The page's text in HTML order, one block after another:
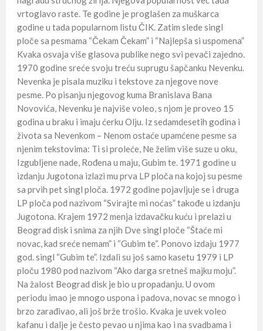
vrtoglavo raste. Te godine je proglašen za muškarca
godine u tada popularnom listu ČIK. Zatim slede singl
ploče sa pesmama “Čekam Čekam” i “Najlepša si uspomena”
Kvaka osvaja više glasova publike nego svi pevači zajedno.
1970 godine sreće svoju treću suprugu šapčanku Nevenku.
Nevenka je pisala muziku i tekstove za njegove nove
pesme. Po pisanju njegovog kuma Branislava Bana
Novovića, Nevenku je najviše voleo, s njom je proveo 15
godina u braku i imaju ćerku Olju. Iz sedamdesetih godina i
života sa Nevenkom – Nenom ostaće upamćene pesme sa
njenim tekstovima: Ti si proleće, Ne želim više suze u oku,
Izgubljene nade, Rođena u maju, Gubim te. 1971 godine u
izdanju Jugotona izlazi mu prva LP ploča na kojoj su pesme
sa prvih pet singl ploča. 1972 godine pojavljuje se i druga
LP ploča pod nazivom “Svirajte mi noćas” takođe u izdanju
Jugotona. Krajem 1972 menja izdavačku kuću i prelazi u
Beograd disk i snima za njih Dve singl ploče “Štaće mi
novac, kad sreće nemam” i “Gubim te“. Ponovo izdaju 1977
god. singl “Gubim te”. Izdali su još samo kasetu 1979 i LP
ploču 1980 pod nazivom “Ako darga sretneš majku moju”.
Na žalost Beograd disk je bio u propadanju. U ovom
periodu imao je mnogo uspona i padova, novac se mnogo i
brzo zarađivao, ali još brže trošio. Kvaka je uvek voleo
kafanu i dalje je često pevao u njima kao i na svadbama i